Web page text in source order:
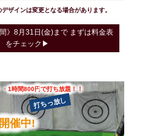
ザインは変更となる場合があります。
》8月31日(金)まで まずは料金表
をチェック▶
1時間800円で打ち放題！！
打ちっ放し
催中!